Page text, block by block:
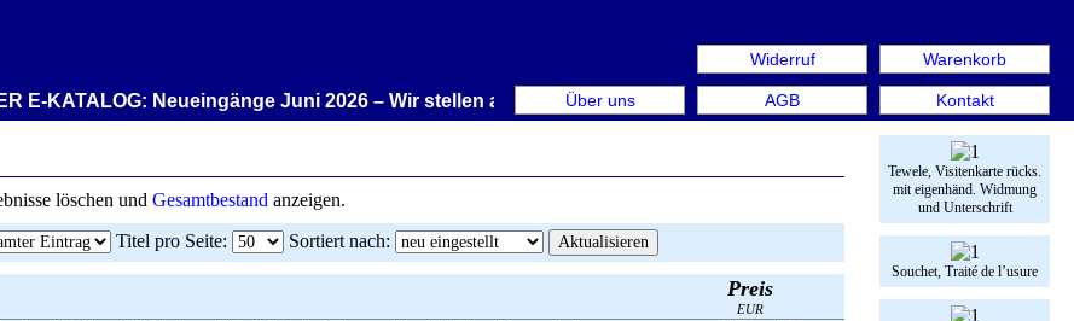
Warenkorb
Kontakt
Widerruf
AGB
Über uns
Neueingänge Juni 2026 – Wir stellen aus: Rare Book Week Berlin. Internationale Messe für Bücher &
Tewele, Visitenkarte rücks.
mit eigenhänd. Widmung
und Unterschrift
Souchet, Traité de l’usure
löschen und Gesamtbestand anzeigen.
Titel pro Seite: Sortiert nach:
Preis
EUR